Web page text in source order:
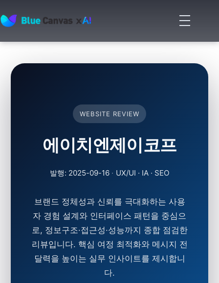
BLUECANVAS
메
뉴
기
WEBSITE REVIEW
에이치엔제이코프
발행: 2025-09-16 · UX/UI · IA · SEO
브랜드 정체성과 신뢰를 극대화하는 사용
자 경험 설계와 인터페이스 패턴을 중심으
로, 정보구조·접근성·성능까지 종합 점검한
리뷰입니다. 핵심 여정 최적화와 메시지 전
달력을 높이는 실무 인사이트를 제시합니
다.